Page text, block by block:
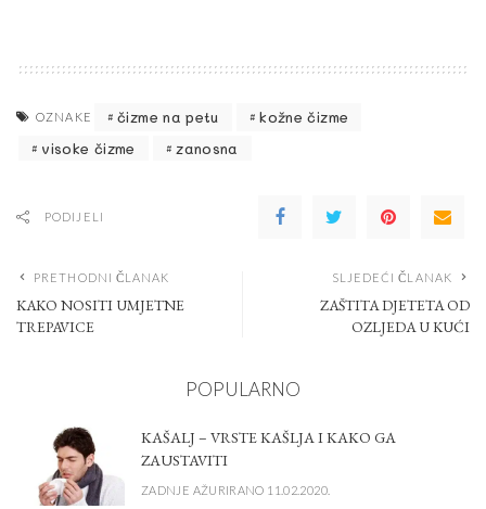
OZNAKE čizme na petu
kožne čizme
visoke čizme
zanosna
PODIJELI
PRETHODNI ČLANAK
KAKO NOSITI UMJETNE
TREPAVICE
SLJEDEĆI ČLANAK
ZAŠTITA DJETETA OD
OZLJEDA U KUĆI
POPULARNO
KAŠALJ – VRSTE KAŠLJA I KAKO GA
ZAUSTAVITI
ZADNJE AŽURIRANO 11.02.2020.